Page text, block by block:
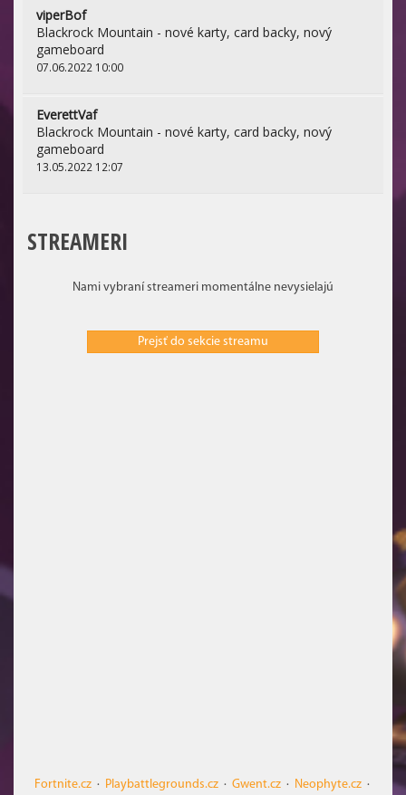
viperBof
Blackrock Mountain - nové karty, card backy, nový
gameboard
07.06.2022 10:00
EverettVaf
Blackrock Mountain - nové karty, card backy, nový
gameboard
13.05.2022 12:07
STREAMERI
Nami vybraní streameri momentálne nevysielajú
Prejsť do sekcie streamu
Fortnite.cz· Playbattlegrounds.cz· Gwent.cz· Neophyte.cz·